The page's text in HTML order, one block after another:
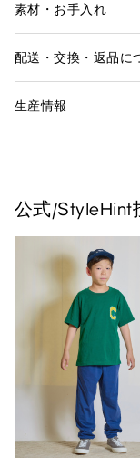
素材・お手入れ
配送・交換・返品に
生産情報
公式/StyleHint